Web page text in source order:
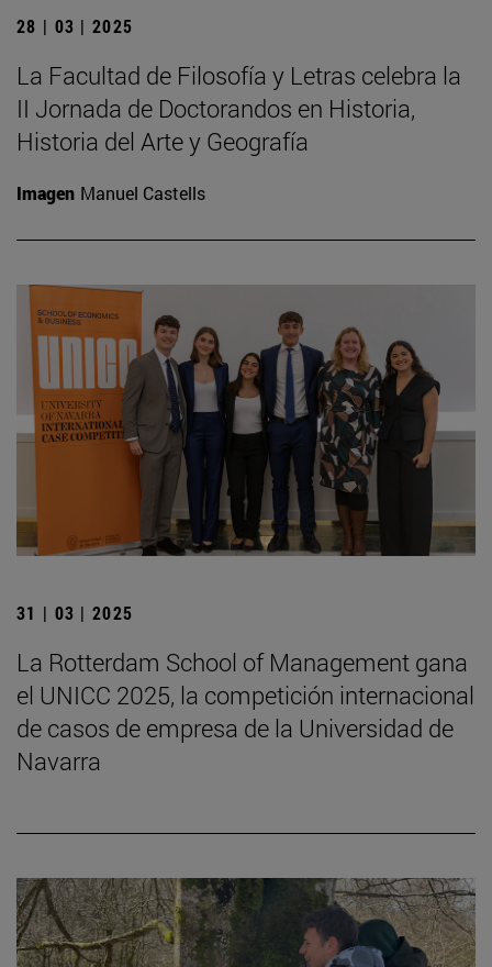
28 | 03 | 2025
La Facultad de Filosofía y Letras celebra la
II Jornada de Doctorandos en Historia,
Historia del Arte y Geografía
Imagen Manuel Castells
31 | 03 | 2025
La Rotterdam School of Management gana
el UNICC 2025, la competición internacional
de casos de empresa de la Universidad de
Navarra